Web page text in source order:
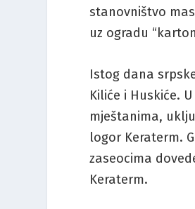
stanovništvo
uz ogradu
Istog dana
Kiliće i Huskiće.
mještanima,
logor Keraterm.
zaseocima
Keraterm.